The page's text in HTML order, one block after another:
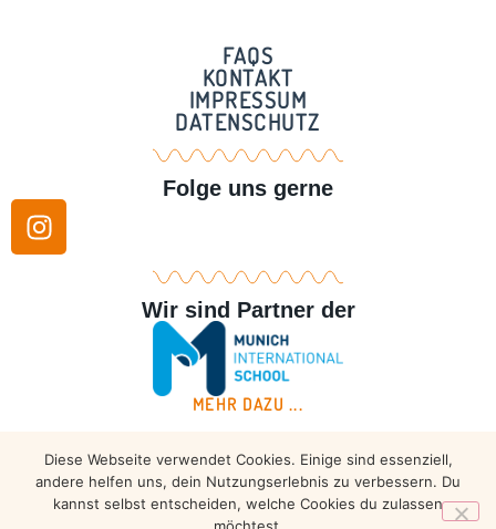
FAQS
KONTAKT
IMPRESSUM
DATENSCHUTZ
Folge uns gerne
Wir sind Partner der
MEHR DAZU ...
Copyright © 2026 – Taekwondo Ammersee | All rights
reserved.
Diese Webseite verwendet Cookies. Einige sind essenziell,
andere helfen uns, dein Nutzungserlebnis zu verbessern. Du
kannst selbst entscheiden, welche Cookies du zulassen